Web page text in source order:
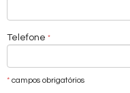
Telefone
* campos obrigatórios